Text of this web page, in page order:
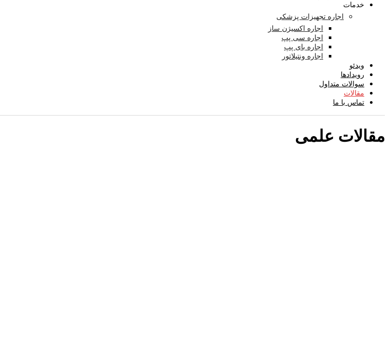
خدمات
اجاره تجهیزات پزشکی
اجاره اکسیژن ساز
اجاره سی پپ
اجاره بای پپ
اجاره ونتیلاتور
ویدئو
رویدادها
سوالات متداول
مقالات
تماس با ما
مقالات علمی